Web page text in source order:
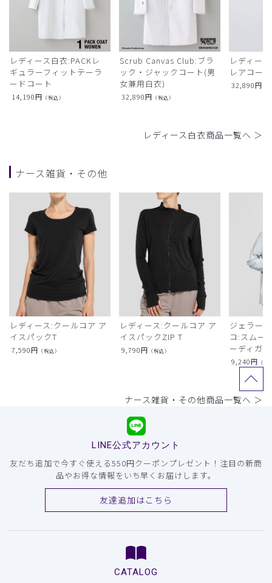
レディース白衣:PACKレ
ギュラーフィットテーラ
ードコート
14,190円 （税込）
Scrub Canvas Club:ブラ
ック・ジャックコート(男
女兼用白衣)
32,890円 （税込）
レディー
レアコート
32,890円
レディース白衣商品一覧へ ＞
ナース雑貨・その他
レディース:クールコア ア
イスパックT
7,590円 （税込）
レディース:クールコア ア
イスパックZIP T
9,790円 （税込）
ジェラー
コ:スムー
ーディガン
9,240円 （税
ナース雑貨・その他商品一覧へ ＞
LINE公式アカウント
友だち追加で今すぐ使える550円クーポンプレゼント！注目の新商
品やお得な情報をいち早くお届けします。
友達追加はこちら
CATALOG